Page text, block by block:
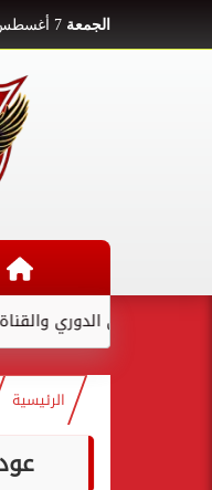
الجمعة
الدوري والقناة الناقلة
الرئيسية